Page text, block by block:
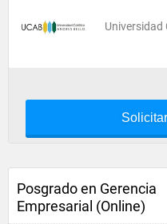
Universidad
Posgrado en Gerencia
Empresarial (Online)